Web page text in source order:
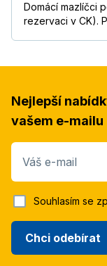
Domácí mazlíčci
rezervaci v CK).
Nejlepší
vašem e-mailu
Váš e-mail
Chci odebírat
Souhlasím se